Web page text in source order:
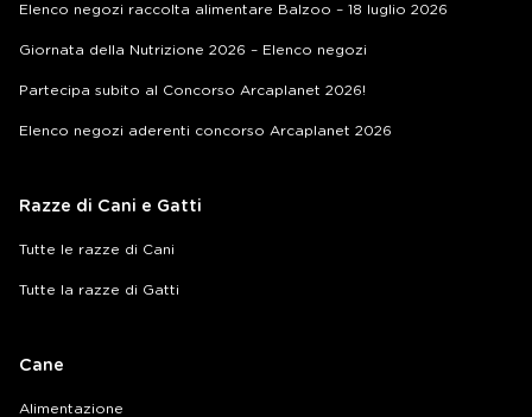
Elenco negozi raccolta alimentare Balzoo – 18 luglio 2026
Giornata della Nutrizione 2026 – Elenco negozi
Partecipa subito al Concorso Arcaplanet 2026!
Elenco negozi aderenti concorso Arcaplanet 2026
Razze di Cani e Gatti
Tutte le razze di Cani
Tutte la razze di Gatti
Cane
Alimentazione